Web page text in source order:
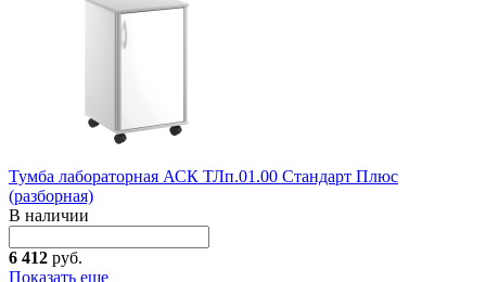
Тумба лабораторная АСК ТЛп.01.00 Стандарт Плюс
(разборная)
В наличии
6 412 руб.
Показать еще